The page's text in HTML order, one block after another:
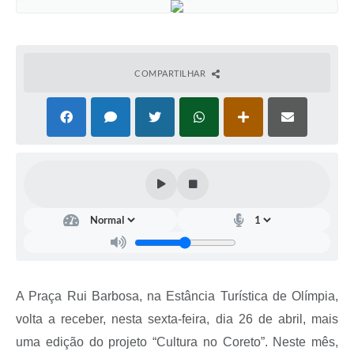
COMPARTILHAR
A Praça Rui Barbosa, na Estância Turística de Olímpia,
volta a receber, nesta sexta-feira, dia 26 de abril, mais
uma edição do projeto “Cultura no Coreto”. Neste mês,